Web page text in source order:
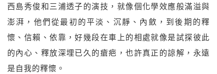
西島秀俊和三浦透子的演技，就像個化學效應般滿溢與
澎湃，他們從最初的平淡、沉靜、內斂，到後期的釋
懷、信賴、依靠，好幾段在車上的相處就像是試探彼此
的內心、釋放深埋已久的瘡疤，也許真正的諒解，永遠
是自我的釋懷。